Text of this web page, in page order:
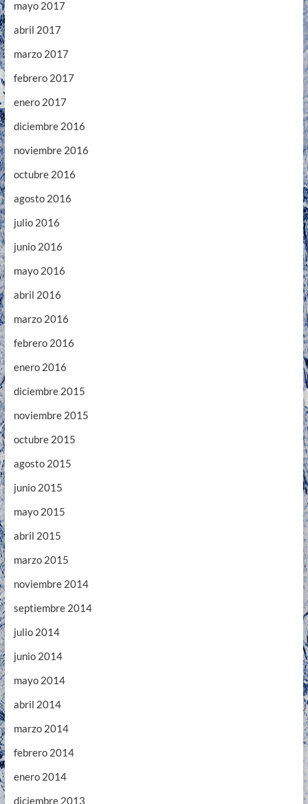
mayo 2017
abril 2017
marzo 2017
febrero 2017
enero 2017
diciembre 2016
noviembre 2016
octubre 2016
agosto 2016
julio 2016
junio 2016
mayo 2016
abril 2016
marzo 2016
febrero 2016
enero 2016
diciembre 2015
noviembre 2015
octubre 2015
agosto 2015
junio 2015
mayo 2015
abril 2015
marzo 2015
noviembre 2014
septiembre 2014
julio 2014
junio 2014
mayo 2014
abril 2014
marzo 2014
febrero 2014
enero 2014
diciembre 2013